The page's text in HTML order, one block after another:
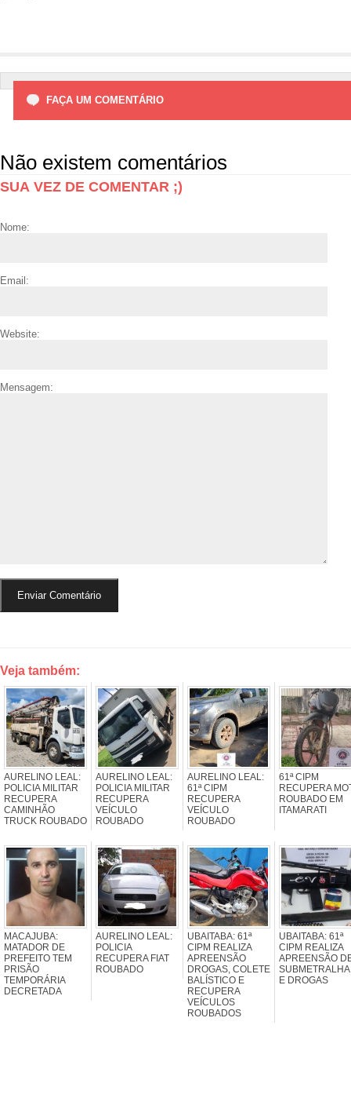
FAÇA UM COMENTÁRIO
Não existem comentários
SUA VEZ DE COMENTAR ;)
Nome:
Email:
Website:
Mensagem:
Veja também:
AURELINO LEAL:
POLICIA MILITAR
RECUPERA
CAMINHÃO
TRUCK ROUBADO
AURELINO LEAL:
POLICIA MILITAR
RECUPERA
VEÍCULO
ROUBADO
AURELINO LEAL:
61ª CIPM
RECUPERA
VEÍCULO
ROUBADO
61ª CIPM
RECUPERA
ROUBADO EM
ITAMARATI
MACAJUBA:
MATADOR DE
PREFEITO TEM
PRISÃO
TEMPORÁRIA
DECRETADA
AURELINO LEAL:
POLICIA
RECUPERA FIAT
ROUBADO
UBAITABA: 61ª
CIPM REALIZA
APREENSÃO
DROGAS, COLETE
BALÍSTICO E
RECUPERA
VEÍCULOS
ROUBADOS
UBAITABA: 61ª
CIPM REALIZA
APREENSÃO
E DROGAS